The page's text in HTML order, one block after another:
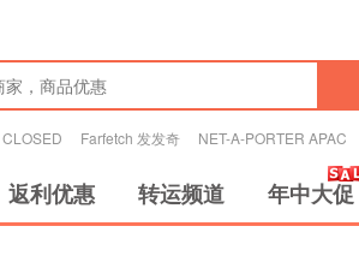
Farfetch 发发奇 NET-A-PORTER APAC
返利优惠 转运频道 年中大促